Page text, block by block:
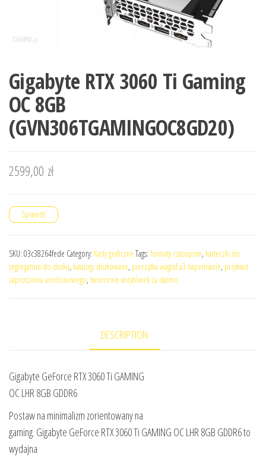
Gigabyte RTX 3060 Ti Gaming
OC 8GB
(GVN306TGAMINGOC8GD20)
2599,00 zł
Sprawdź
SKU: 03c38264fede Category: Karty graficzne Tags: formaty czasopism, karteczki do
segregatora do druku, katalogi drukowane, pieczątka wagraf a3 napełnianie, przykład
zaproszenia urodzinowego, tworzenie wizytówek za darmo
DESCRIPTION
Gigabyte GeForce RTX 3060 Ti GAMING
OC LHR 8GB GDDR6
Postaw na minimalizm zorientowany na
gaming. Gigabyte GeForce RTX 3060 Ti GAMING OC LHR 8GB GDDR6 to
wydajna